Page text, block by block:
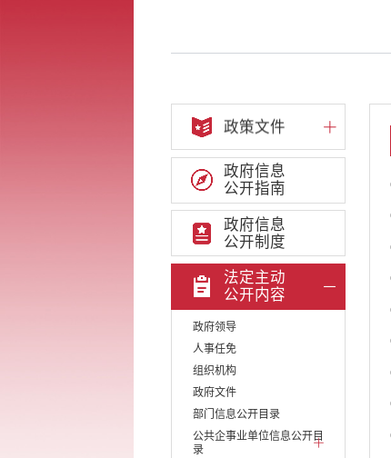
政策文件
政府信息
公开指南
政府信息
公开制度
法定主动
公开内容
政府领导
人事任免
组织机构
政府文件
部门信息公开目录
公共企事业单位信息公开目
录